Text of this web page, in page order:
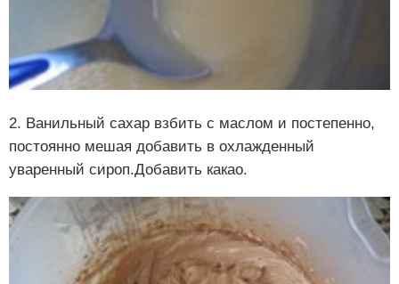
2. Ванильный сахар взбить с маслом и постепенно,
постоянно мешая добавить в охлажденный
уваренный сироп.Добавить какао.